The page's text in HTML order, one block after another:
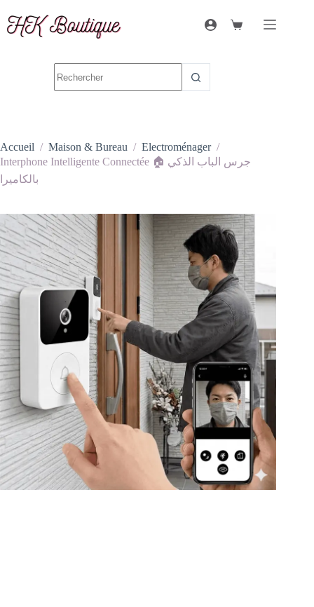
Accueil / Maison & Bureau / Electroménager /
Interphone Intelligente Connectée 🏠 جرس الباب الذكي
بالكاميرا